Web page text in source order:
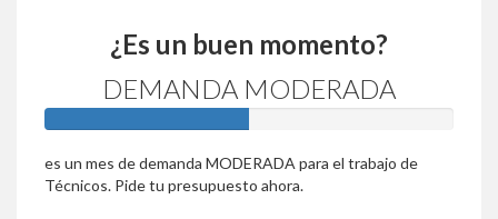
¿Es un buen momento?
DEMANDA MODERADA
es un mes de demanda MODERADA para el trabajo de
Técnicos. Pide tu presupuesto ahora.